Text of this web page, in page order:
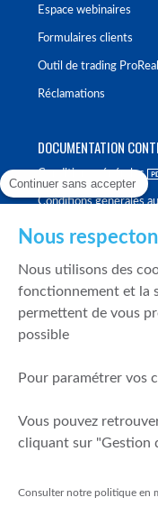
Espace webinaires
Formulaires clients
Outil de trading
Réclamations
DOCUMENTATION
Conditions générales
Conditions générales
Politique de meilleure
Politique de durabilité
Fonds de garantie des
Mentions légales
Prévention de la fraude
Continuer sans accepter
Nous
Nous utilisons des
fonctionnement et la
permettent de vous
possible
Pour paramétrer vos
Vous pouvez
cliquant sur "Gestion
Consulter notre politique en